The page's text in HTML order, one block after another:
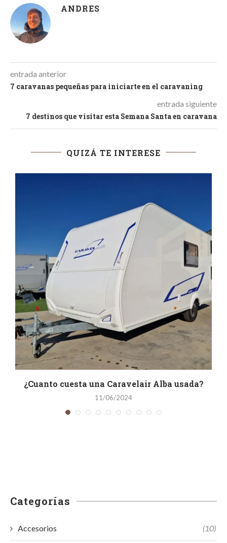
ANDRES
entrada anterior
7 caravanas pequeñas para iniciarte en el caravaning
entrada siguiente
7 destinos que visitar esta Semana Santa en caravana
QUIZÁ TE INTERESE
¿Cuanto cuesta una Caravelair Alba usada?
11/06/2024
Categorías
Accesorios (10)